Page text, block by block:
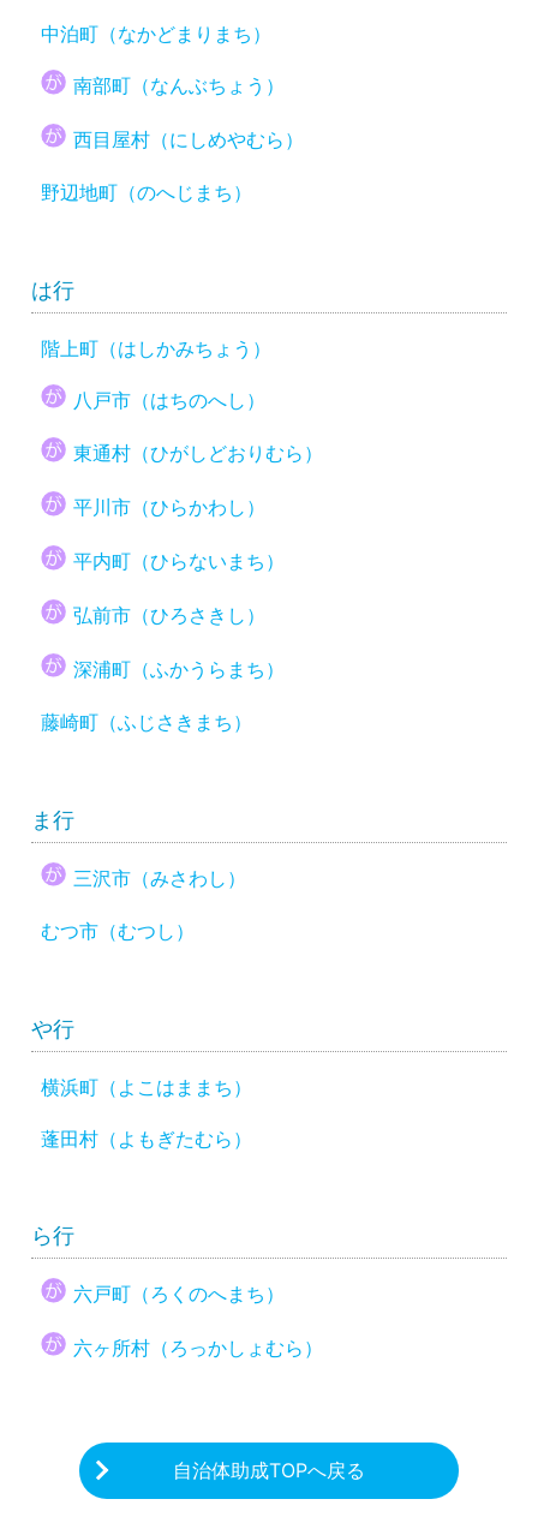
中泊町（なかどまりまち）
南部町（なんぶちょう）
西目屋村（にしめやむら）
野辺地町（のへじまち）
は行
階上町（はしかみちょう）
八戸市（はちのへし）
東通村（ひがしどおりむら）
平川市（ひらかわし）
平内町（ひらないまち）
弘前市（ひろさきし）
深浦町（ふかうらまち）
藤崎町（ふじさきまち）
ま行
三沢市（みさわし）
むつ市（むつし）
や行
横浜町（よこはままち）
蓬田村（よもぎたむら）
ら行
六戸町（ろくのへまち）
六ヶ所村（ろっかしょむら）
自治体助成TOPへ戻る